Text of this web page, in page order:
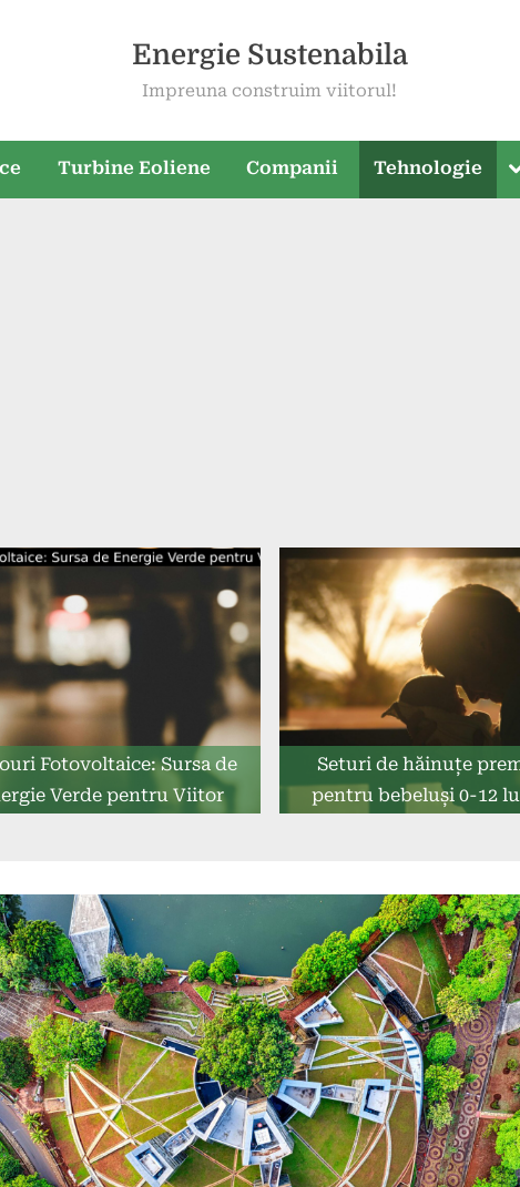
Energie Sustenabila
Impreuna construim viitorul!
Turbine Eoliene Companii Tehnologie
Fotovoltaice: Sursa de
Verde pentru Viitor
Seturi de hăinuțe
pentru bebeluși 0-12